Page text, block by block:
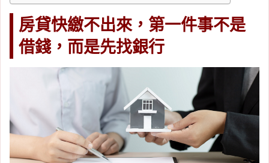
房貸快繳不出來，第一件事不是
借錢，而是先找銀行